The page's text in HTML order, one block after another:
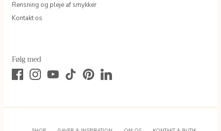
Rensning og pleje af smykker
Kontakt os
Følg med